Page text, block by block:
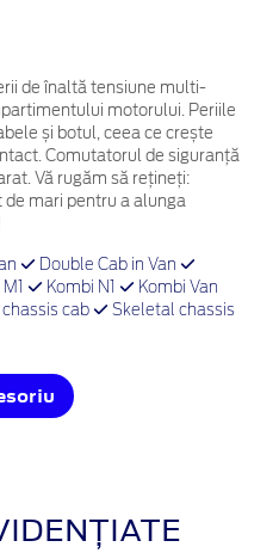
de înaltă tensiune multi-
motorului. Periile
și botul, ceea ce crește
Comutatorul de siguranță
Vă rugăm să rețineți:
mari pentru a alunga
Double Cab in Van
Kombi N1
Kombi Van
cab
Skeletal chassis